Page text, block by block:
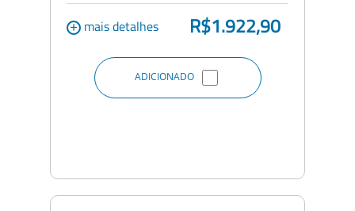
+ mais detalhes R$1.922,90
ADICIONADO